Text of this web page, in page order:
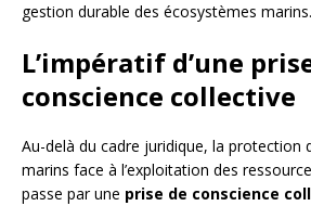
gestion durable des écosystèmes marins.
L’impératif d’une
conscience collective
Au-delà du cadre juridique, la protection
marins face à l’exploitation des
passe par une prise de conscience